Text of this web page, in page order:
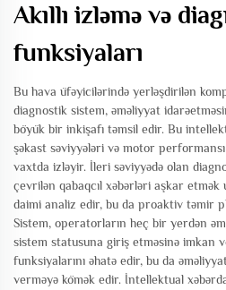
Akıllı izləmə və
funksiyaları
Bu hava üfəyicilərində yerləşdirilən
diagnostik sistem, əməliyyat
böyük bir inkişafı təmsil edir. Bu
şəkast səviyyələri və motor
vaxtda izləyir. İleri səviyyədə olan
çevrilən qabaqcıl xəbərləri aşkar
daimi analiz edir, bu da proaktiv təmir
Sistem, operatorların heç bir yerdən
sistem statusuna giriş etməsinə imkan
funksiyalarını əhatə edir, bu da
verməyə kömək edir. İntellektual